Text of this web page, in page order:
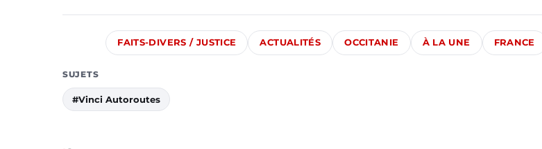
FAITS-DIVERS / JUSTICE ACTUALITÉS OCCITANIE À LA UNE FRANCE
SUJETS
#Vinci Autoroutes